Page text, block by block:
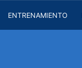
ENTRENAMIENTO